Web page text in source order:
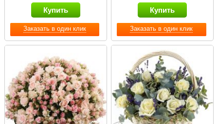
Заказать в один клик
Купить
Заказать в один клик
Купить